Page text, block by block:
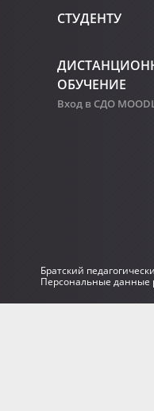
СТУДЕНТУ
ОБУЧЕНИЕ
Вход в СДО
Братский
Персональные данные